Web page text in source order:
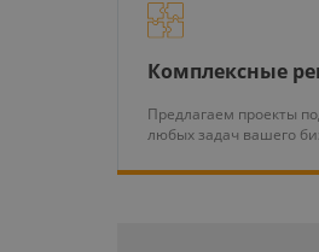
Комплексные
Предлагаем проекты
любых задач вашего